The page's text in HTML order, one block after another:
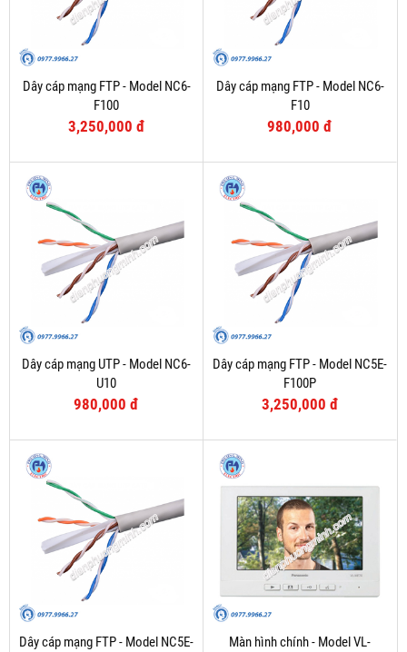
Dây cáp mạng FTP - Model NC6-
F100
3,250,000 đ
Dây cáp mạng FTP - Model NC6-
F10
980,000 đ
Dây cáp mạng UTP - Model NC6-
U10
980,000 đ
Dây cáp mạng FTP - Model NC5E-
F100P
3,250,000 đ
Dây cáp mạng FTP - Model NC5E-
Màn hình chính - Model VL-